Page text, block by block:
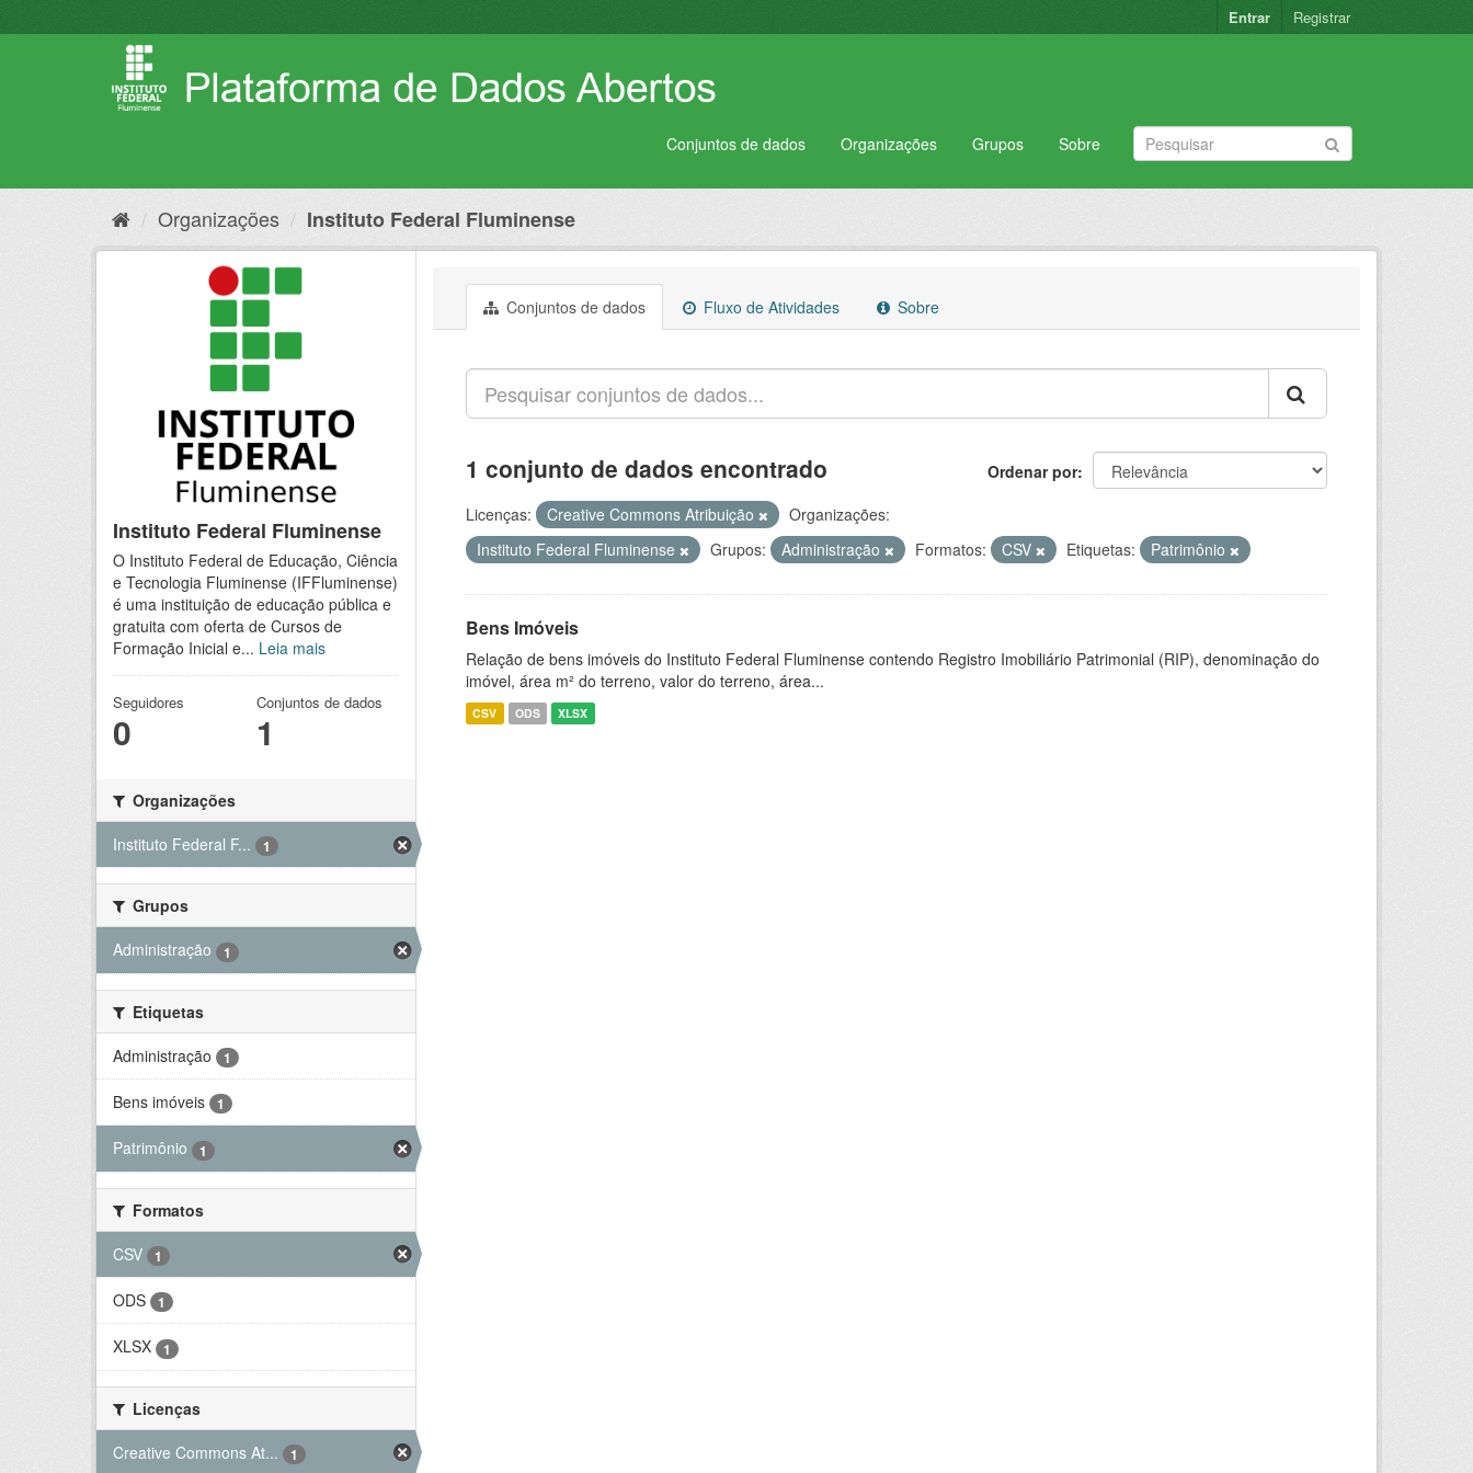
para
Entrar Registrar
Conjuntos de dados Organizações Grupos Sobre
Organizações Instituto Federal Fluminense
Instituto Federal Fluminense
O Instituto Federal de Educação, Ciência
e Tecnologia Fluminense (IFFluminense)
é uma instituição de educação pública e
gratuita com oferta de Cursos de
Formação Inicial e... Leia mais
Seguidores
0
Conjuntos de dados
1
Organizações
Instituto Federal F...
1
Grupos
Administração
1
Etiquetas
Administração
1
Bens imóveis 1
Patrimônio 1
Formatos
CSV
1
ODS 1
XLSX 1
Licenças
Creative Commons At...
1
Conjuntos de dados Fluxo de Atividades Sobre
Ordenar por
1 conjunto de dados encontrado
Licenças: Creative Commons Atribuição
Organizações:
Instituto Federal Fluminense
Grupos: Administração Formatos: CSV Etiquetas: Patrimônio
Bens Imóveis
Relação de bens imóveis do Instituto Federal Fluminense contendo Registro Imobiliário Patrimonial (RIP), denominação do
imóvel, área m² do terreno, valor do terreno, área...
CSV ODS XLSX